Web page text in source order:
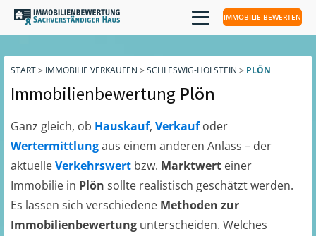
IMMOBILIE BEWERTEN
START> IMMOBILIE VERKAUFEN > SCHLESWIG-HOLSTEIN > PLÖN
Immobilienbewertung Plön
Ganz gleich, ob Hauskauf, Verkaufoder
Wertermittlungaus einem anderen Anlass – der
aktuelleVerkehrswert bzw. Marktwert einer
Immobilie in Plön sollte realistisch geschätzt werden.
Es lassen sich verschiedene Methoden zur
Immobilienbewertung unterscheiden. Welches